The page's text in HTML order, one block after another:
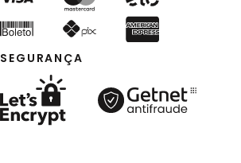
SEGURANÇA